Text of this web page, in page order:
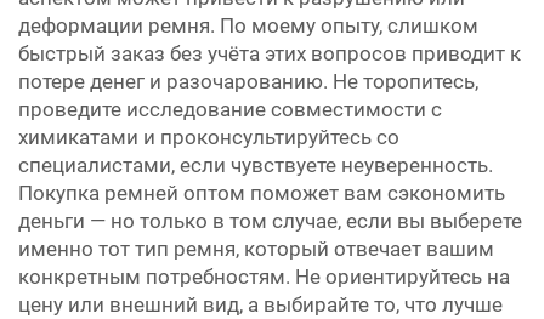
деформации ремня. По моему опыту, слишком
быстрый заказ без учёта этих вопросов приводит к
потере денег и разочарованию. Не торопитесь,
проведите исследование совместимости с
химикатами и проконсультируйтесь со
специалистами, если чувствуете неуверенность.
Покупка ремней оптом поможет вам сэкономить
деньги — но только в том случае, если вы выберете
именно тот тип ремня, который отвечает вашим
конкретным потребностям. Не ориентируйтесь на
цену или внешний вид, а выбирайте то, что лучше